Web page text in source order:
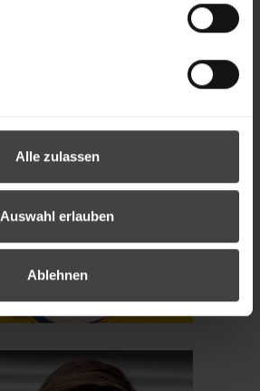
Alle zulassen
Auswahl erlauben
Ablehnen